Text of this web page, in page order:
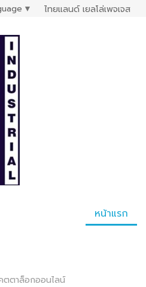
▼ ไทยแลนด์ เยลโล่เพจเจส
หน้าแรก
ตตาล็อกออนไลน์